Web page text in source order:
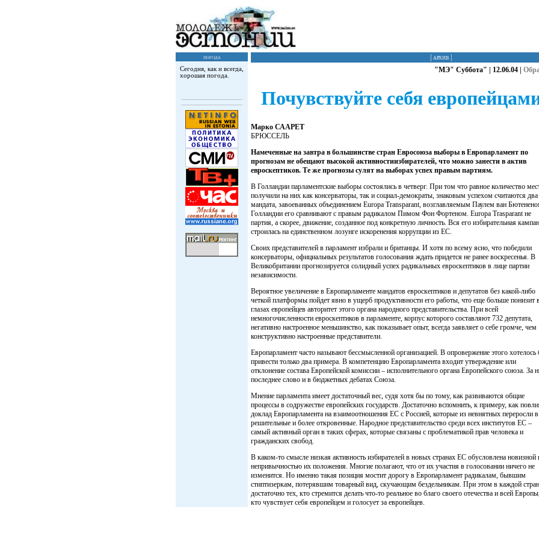
погода
Сегодня, как и всегда,
хорошая погода.
архив
"МЭ" Суббота" | 12.06.04 |
Почувствуйте себя
Марко СААРЕТ
БРЮССЕЛЬ
Намеченные на завтра в большинстве стран Евросоюза выборы в Европарламент по
прогнозам не обещают высокой активностиизбирателей, что можно занести в актив
евроскептиков. Те же прогнозы сулят на выборах успех правым партиям.
В Голландии парламентские выборы состоялись в четверг. При том что равное количество
получили на них как консерваторы, так и социал-демократы, знаковым успехом считаются два
мандата, завоеванных объединением Europa Transparant, возглавляемым Паулем ван
Голландии его сравнивают с правым радикалом Пимом Фон Фортеном. Europa Trasparant не
партия, а скорее, движение, созданное под конкретную личность. Вся его избирательная
строилась на единственном лозунге искоренения коррупции из ЕС.
Своих представителей в парламент избрали и британцы. И хотя по всему ясно, что победили
консерваторы, официальных результатов голосования ждать придется не ранее воскресенья. В
Великобритании прогнозируется солидный успех радикальных евроскептиков в лице партии
независимости.
Вероятное увеличение в Европарламенте мандатов евроскептиков и депутатов без какой-либо
четкой платформы пойдет явно в ущерб продуктивности его работы, что еще больше понизит
глазах европейцев авторитет этого органа народного представительства. При всей
немногочисленности евроскептиков в парламенте, корпус которого составляют 732 депутата,
негативно настроенное меньшинство, как показывает опыт, всегда заявляет о себе громче, чем
конструктивно настроенные представители.
Европарламент часто называют бессмысленной организацией. В опровержение этого хотелось
привести только два примера. В компетенцию Европарламента входит утверждение или
отклонение состава Европейской комиссии – исполнительного органа Европейского союза. За
последнее слово и в бюджетных дебатах Союза.
Мнение парламента имеет достаточный вес, судя хотя бы по тому, как развиваются общие
процессы в содружестве европейских государств. Достаточно вспомнить, к примеру, как
доклад Европарламента на взаимоотношения ЕС с Россией, которые из невнятных переросли в
решительные и более откровенные. Народное представительство среди всех институтов ЕС –
самый активный орган в таких сферах, которые связаны с проблематикой прав человека и
гражданских свобод.
В каком-то смысле низкая активность избирателей в новых странах ЕС обусловлена новизной
непривычностью их положения. Многие полагают, что от их участия в голосовании ничего не
изменится. Но именно такая позиция мостит дорогу в Европарламент радикалам, бывшим
стиптизеркам, потерявшим товарный вид, скучающим бездельникам. При этом в каждой
достаточно тех, кто стремится делать что-то реальное во благо своего отечества и всей
кто чувствует себя европейцем и голосует за европейцев.